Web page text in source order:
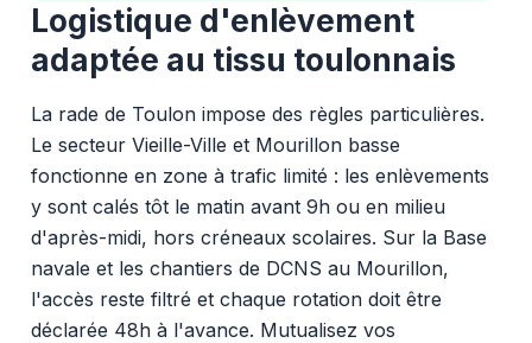
Logistique d'enlèvement
adaptée au tissu toulonnais
La rade de Toulon impose des règles particulières.
Le secteur Vieille-Ville et Mourillon basse
fonctionne en zone à trafic limité : les enlèvements
y sont calés tôt le matin avant 9h ou en milieu
d'après-midi, hors créneaux scolaires. Sur la Base
navale et les chantiers de DCNS au Mourillon,
l'accès reste filtré et chaque rotation doit être
déclarée 48h à l'avance. Mutualisez vos